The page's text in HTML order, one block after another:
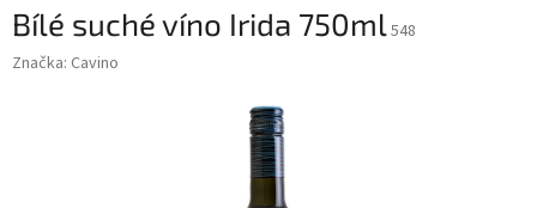
Bílé suché víno Irida 750ml548
Značka: Cavino